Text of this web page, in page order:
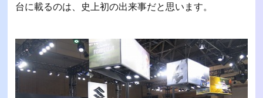
台に載るのは、史上初の出来事だと思います。